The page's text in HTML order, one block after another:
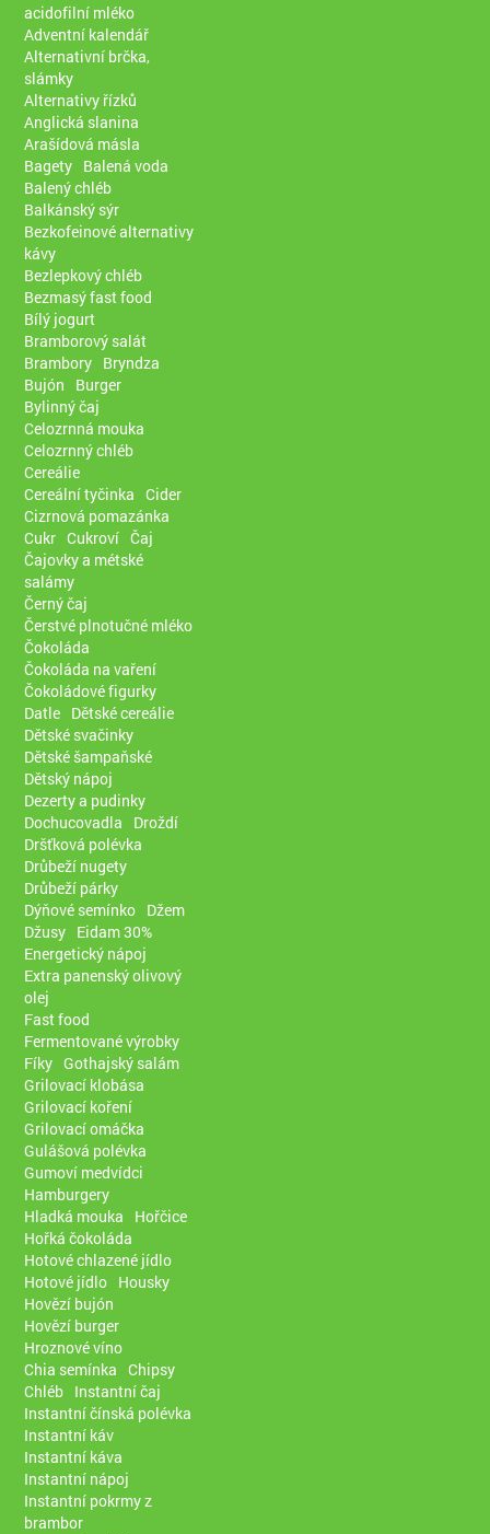
acidofilní mléko
Adventní kalendář
Alternativní brčka,
slámky
Alternativy řízků
Anglická slanina
Arašídová másla
Bagety Balená voda
Balený chléb
Balkánský sýr
Bezkofeinové alternativy
kávy
Bezlepkový chléb
Bezmasý fast food
Bílý jogurt
Bramborový salát
Brambory Bryndza
Bujón
Burger
Bylinný čaj
Celozrnná mouka
Celozrnný chléb
Cereálie
Cereální tyčinka Cider
Cizrnová pomazánka
Cukr Cukroví Čaj
Čajovky a métské
salámy
Černý čaj
Čerstvé plnotučné mléko
Čokoláda
Čokoláda na vaření
Čokoládové figurky
Datle Dětské cereálie
Dětské svačinky
Dětské šampaňské
Dětský nápoj
Dezerty a pudinky
Dochucovadla
Droždí
Dršťková polévka
Drůbeží nugety
Drůbeží párky
Dýňové semínko Džem
Džusy Eidam 30%
Energetický nápoj
Extra panenský olivový
olej
Fast food
Fermentované výrobky
Fíky Gothajský salám
Grilovací klobása
Grilovací koření
Grilovací omáčka
Gulášová polévka
Gumoví medvídci
Hamburgery
Hladká mouka
Hořčice
Hořká čokoláda
Hotové chlazené jídlo
Hotové jídlo Housky
Hovězí bujón
Hovězí burger
Hroznové víno
Chia semínka Chipsy
Chléb Instantní čaj
Instantní čínská polévka
Instantní káv
Instantní káva
Instantní nápoj
Instantní pokrmy z
brambor